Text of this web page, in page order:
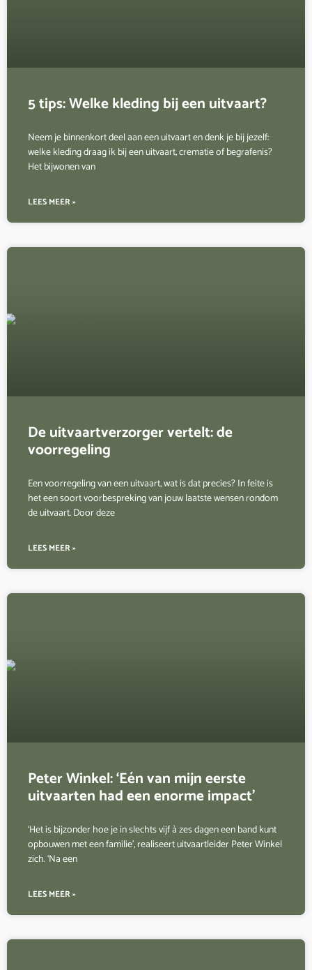
5 tips: Welke kleding bij een uitvaart?
Neem je binnenkort deel aan een uitvaart en denk je bij jezelf:
welke kleding draag ik bij een uitvaart, crematie of begrafenis?
Het bijwonen van
LEES MEER »
De uitvaartverzorger vertelt: de
voorregeling
Een voorregeling van een uitvaart, wat is dat precies? In feite is
het een soort voorbespreking van jouw laatste wensen rondom
de uitvaart. Door deze
LEES MEER »
Peter Winkel: ‘Eén van mijn eerste
uitvaarten had een enorme impact’
‘Het is bijzonder hoe je in slechts vijf à zes dagen een band kunt
opbouwen met een familie’, realiseert uitvaartleider Peter Winkel
zich. ‘Na een
LEES MEER »